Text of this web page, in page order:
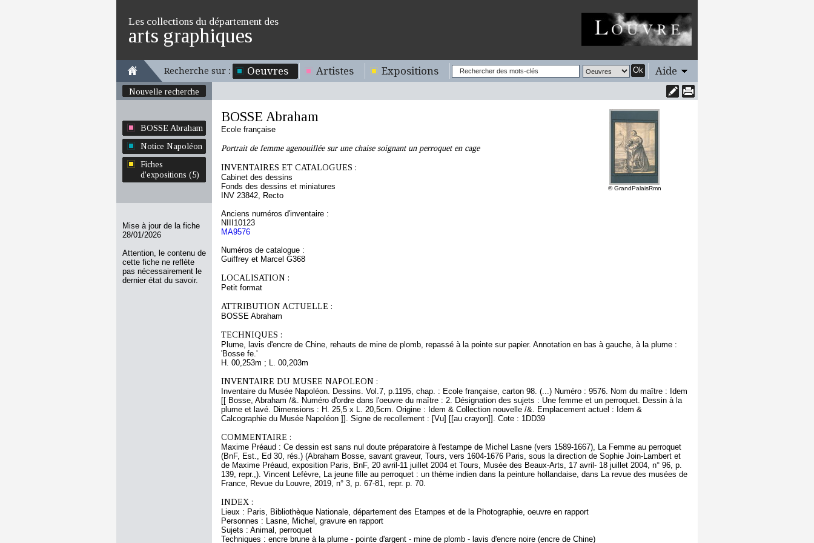
Les collections du département des
arts graphiques
Recherche sur : Oeuvres Artistes Expositions Ok Aide
Nouvelle recherche
BOSSE Abraham
Notice Napoléon
Fiches
d'expositions (5)
Mise à jour de la fiche
28/01/2026
Attention, le contenu de
cette fiche ne reflète
pas nécessairement le
dernier état du savoir.
© GrandPalaisRmn
BOSSE Abraham
Ecole française
Portrait de femme agenouillée sur une chaise soignant un perroquet en cage
INVENTAIRES ET CATALOGUES :
Cabinet des dessins
Fonds des dessins et miniatures
INV 23842, Recto
Anciens numéros d'inventaire :
NIII10123
MA9576
Numéros de catalogue :
Guiffrey et Marcel G368
LOCALISATION :
Petit format
ATTRIBUTION ACTUELLE :
BOSSE Abraham
TECHNIQUES :
Plume, lavis d'encre de Chine, rehauts de mine de plomb, repassé à la pointe sur papier. Annotation en bas à gauche, à la plume :
'Bosse fe.'
H. 00,253m ; L. 00,203m
INVENTAIRE DU MUSEE NAPOLEON :
Inventaire du Musée Napoléon. Dessins. Vol.7, p.1195, chap. : Ecole française, carton 98. (...) Numéro : 9576. Nom du maître : Idem
[[ Bosse, Abraham /&. Numéro d'ordre dans l'oeuvre du maître : 2. Désignation des sujets : Une femme et un perroquet. Dessin à la
plume et lavé. Dimensions : H. 25,5 x L. 20,5cm. Origine : Idem & Collection nouvelle /&. Emplacement actuel : Idem &
Calcographie du Musée Napoléon ]]. Signe de recollement : [Vu] [[au crayon]]. Cote : 1DD39
COMMENTAIRE :
Maxime Préaud : Ce dessin est sans nul doute préparatoire à l'estampe de Michel Lasne (vers 1589-1667), La Femme au perroquet
(BnF, Est., Ed 30, rés.) (Abraham Bosse, savant graveur, Tours, vers 1604-1676 Paris, sous la direction de Sophie Join-Lambert et
de Maxime Préaud, exposition Paris, BnF, 20 avril-11 juillet 2004 et Tours, Musée des Beaux-Arts, 17 avril- 18 juillet 2004, n° 96, p.
139, repr.,). Vincent Lefèvre, La jeune fille au perroquet : un thème indien dans la peinture hollandaise, dans La revue des musées de
France, Revue du Louvre, 2019, n° 3, p. 67-81, repr. p. 70.
INDEX :
Lieux : Paris, Bibliothèque Nationale, département des Etampes et de la Photographie, oeuvre en rapport
Personnes : Lasne, Michel, gravure en rapport
Sujets : Animal, perroquet
Techniques : encre brune à la plume - pointe d'argent - mine de plomb - lavis d'encre noire (encre de Chine)